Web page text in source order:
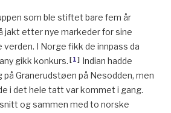
som ble stiftet bare fem år
jakt etter nye markeder for sine
I Norge fikk de innpass da
gikk konkurs. [1] Indian hadde
Granerudstøen på Nesodden, men
i det hele tatt var kommet i gang.
og sammen med to norske